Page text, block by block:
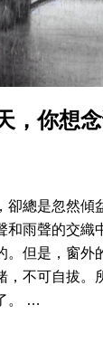
，你想
卻總是忽然傾
和雨聲的交織
。但是，窗外
，不可自拔。
。 …